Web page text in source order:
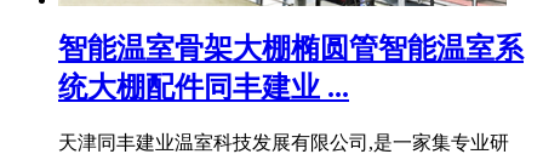
智能温室骨架大棚椭圆管智能温室系
统大棚配件同丰建业 ...
天津同丰建业温室科技发展有限公司,是一家集专业研